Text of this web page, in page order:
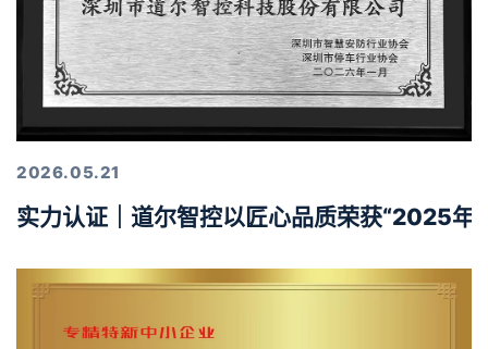
2026.05.21
实力认证｜道尔智控以匠心品质荣获“2025年